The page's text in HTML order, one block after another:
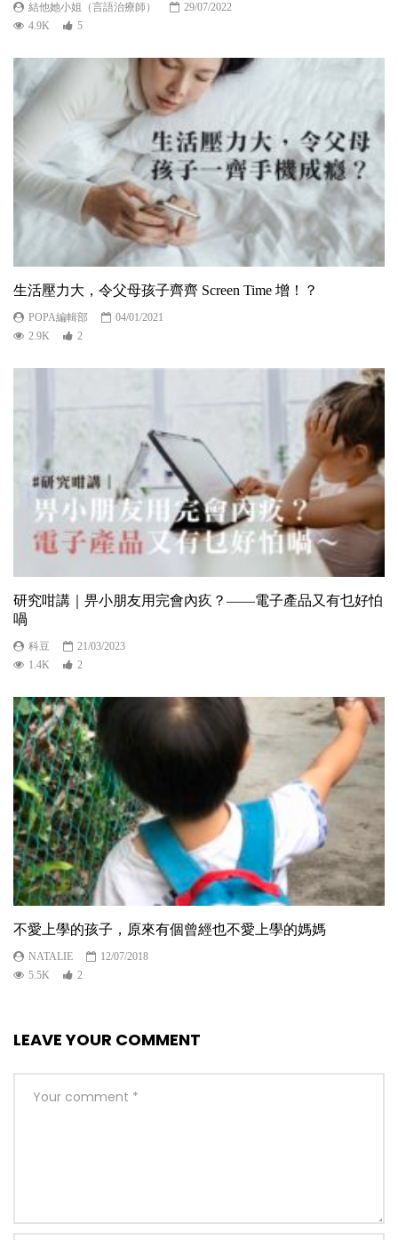
結他她小姐（言語治療師）
29/07/2022
4.9K
5
生活壓力大，令父母孩子齊齊 Screen Time 增！？
POPA編輯部
04/01/2021
2.9K
2
研究咁講｜畀小朋友用完會內疚？——電子產品又有乜好怕
喎
科豆
21/03/2023
1.4K
2
不愛上學的孩子，原來有個曾經也不愛上學的媽媽
NATALIE
12/07/2018
5.5K
2
LEAVE YOUR COMMENT